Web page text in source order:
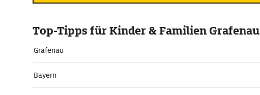
Top-Tipps für Kinder & Familien Grafenau
Grafenau
Bayern